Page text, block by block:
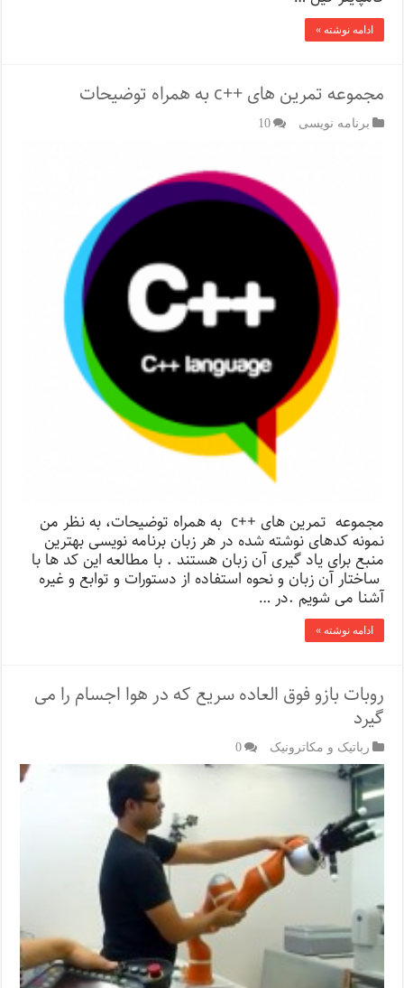
ادامه نوشته »
مجموعه تمرین های ++c به همراه توضیحات
برنامه نویسی 10
مجموعه تمرین های ++c به همراه توضیحات، به نظر من
نمونه کدهای نوشته شده در هر زبان برنامه نویسی بهترین
منبع برای یاد گیری آن زبان هستند . با مطالعه این کد ها با
ساختار آن زبان و نحوه استفاده از دستورات و توابع و غیره
آشنا می شویم .در …
ادامه نوشته »
روبات بازو فوق العاده سریع که در هوا اجسام را می
گیرد
رباتیک و مکاترونیک 0